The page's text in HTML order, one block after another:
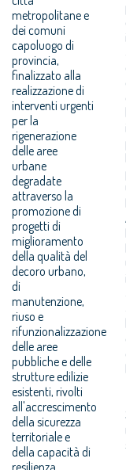
metropolitane e
dei comuni
capoluogo di
provincia,
finalizzato alla
realizzazione di
interventi urgenti
per la
rigenerazione
delle aree
urbane
degradate
attraverso la
promozione di
progetti di
miglioramento
della qualità del
decoro urbano,
di
manutenzione,
riuso e
rifunzionalizzazione
delle aree
pubbliche e delle
strutture edilizie
esistenti, rivolti
all'accrescimento
della sicurezza
territoriale e
della capacità di
resilienza